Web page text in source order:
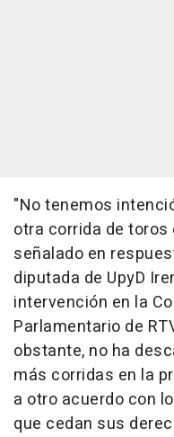
"No tenemos
otra corrida de
señalado en
diputada de UpyD
intervención en la
Parlamentario de
obstante, no ha
más corridas en la
a otro acuerdo con
que cedan sus